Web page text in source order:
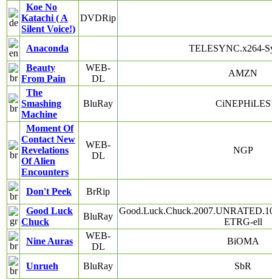
Koe No
Katachi ( A
Silent Voice!)
DVDRip
Anaconda
TELESYNC.x264-
Beauty
From Pain
WEB-
DL
AMZN
The
Smashing
Machine
BluRay CiNEPHiLES
Moment Of
Contact New
Revelations
Of Alien
Encounters
WEB-
DL
NGP
Don't Peek
BrRip
Good Luck
Chuck
BluRay
ETRG-ell
Nine Auras
WEB-
DL
BiOMA
Unrueh BluRay
SbR